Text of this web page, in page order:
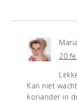
20
Kan niet
koriander in